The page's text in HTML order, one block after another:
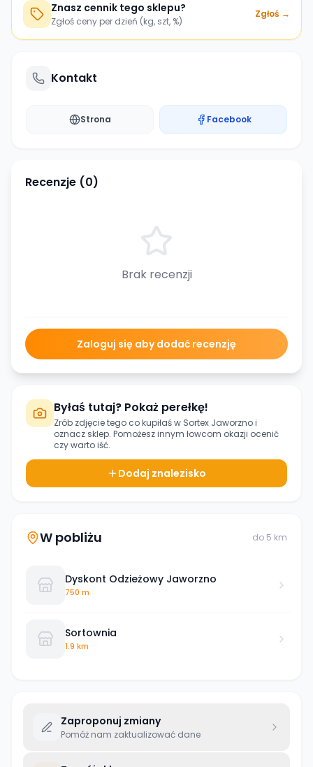
Znasz cennik tego sklepu?
Zgłoś ceny per dzień (kg, szt, %)
Zgłoś →
Kontakt
Strona Facebook
Recenzje (0)
Brak recenzji
Zaloguj się aby dodać recenzję
Byłaś tutaj? Pokaż perełkę!
Zrób zdjęcie tego co kupiłaś w Sortex Jaworznoi
oznacz sklep. Pomożesz innym łowcom okazji ocenić
czy warto iść.
Dodaj znalezisko
W pobliżu do 5 km
Dyskont Odzieżowy Jaworzno
750 m
Sortownia
1.9 km
Zaproponuj zmiany
Pomóż nam zaktualizować dane